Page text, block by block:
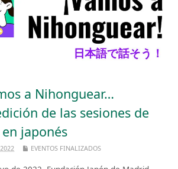
a Nihonguear…
de las sesiones de
japonés
EVENTOS FINALIZADOS